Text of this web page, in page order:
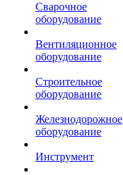
Сварочное
оборудование
Вентиляционное
оборудование
Строительное
оборудование
Железнодорожное
оборудование
Инструмент